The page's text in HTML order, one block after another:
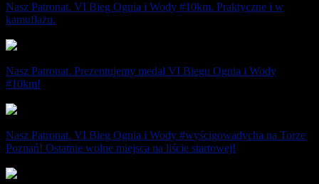
Nasz Patronat. VI Bieg Ognia i Wody #10km. Praktyczne i w
kamuflażu.
Nasz Patronat. Prezentujemy medal VI Biegu Ognia i Wody
#10km!
Nasz Patronat. VI Bieg Ognia i Wody #wyścigowadycha na Torze
Poznań! Ostatnie wolne miejsca na liście startowej!